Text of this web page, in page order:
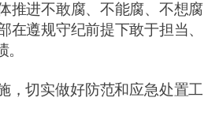
推进不敢腐、不能腐、不想腐
遵规守纪前提下敢于担当、
，切实做好防范和应急处置工